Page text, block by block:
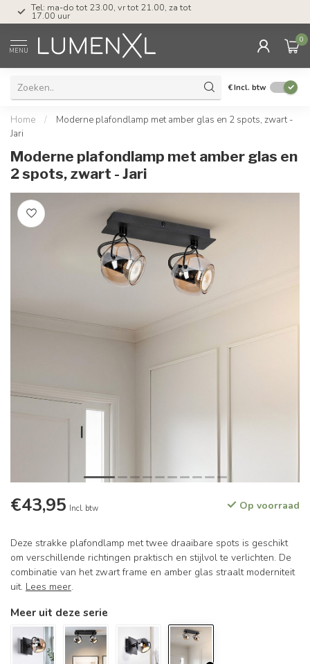
Tel: ma-do tot 23.00, vr tot 21.00, za tot
17.00 uur
MENU
0
€Incl. btw
Home /
Moderne plafondlamp met amber glas en 2 spots, zwart -
Jari
Moderne plafondlamp met amber glas en
2 spots, zwart - Jari
€43,95 Incl. btw Op voorraad
Deze strakke plafondlamp met twee draaibare spots is geschikt
om verschillende richtingen praktisch en stijlvol te verlichten. De
combinatie van het zwart frame en amber glas straalt moderniteit
uit. Lees meer.
Meer uit deze serie